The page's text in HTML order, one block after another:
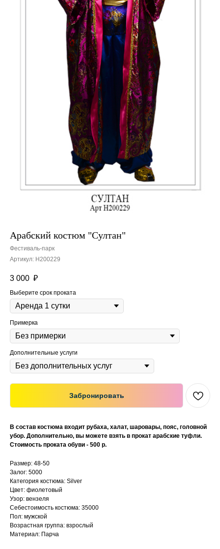
Арабский костюм "Султан"
Фестиваль-парк
Артикул: Н200229
3 000 ₽
Выберите срок проката
Примерка
Дополнительные услуги
Забронировать
В состав костюма входит рубаха, халат, шаровары, пояс, головной
убор. Дополнительно, вы можете взять в прокат арабские туфли.
Стоимость проката обуви - 500 р.
Размер: 48-50
Залог: 5000
Категория костюма: Silver
Цвет: фиолетовый
Узор: вензеля
Себестоимость костюма: 35000
Пол: мужской
Возрастная группа: взрослый
Материал: Парча